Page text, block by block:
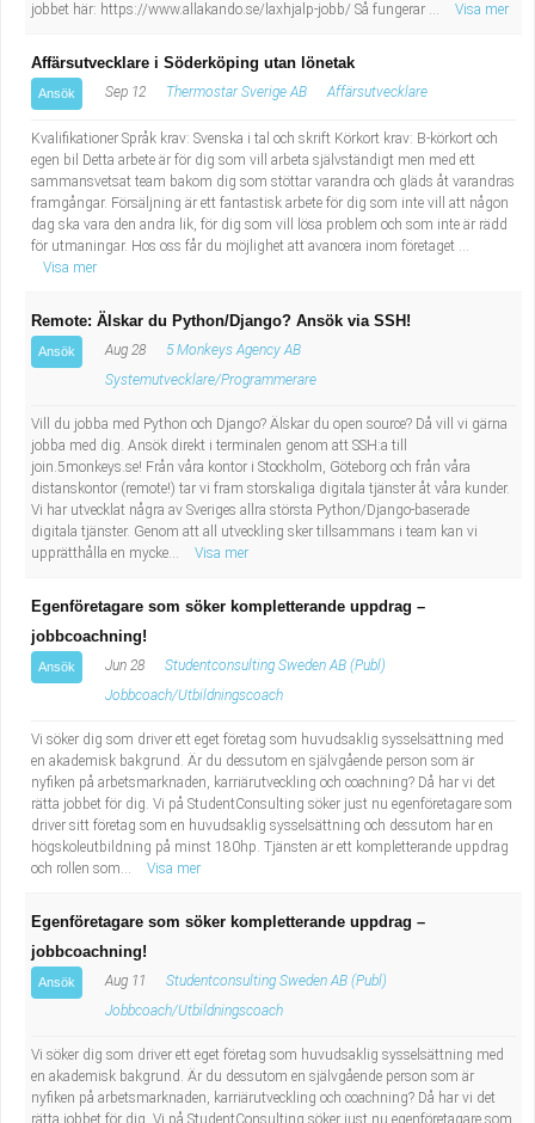
jobbet här: https://www.allakando.se/laxhjalp-jobb/ Så fungerar ...
Visa mer
Affärsutvecklare i Söderköping utan lönetak
Ansök Sep 12 Thermostar Sverige AB Affärsutvecklare
Kvalifikationer Språk krav: Svenska i tal och skrift Körkort krav: B-körkort och
egen bil Detta arbete är för dig som vill arbeta självständigt men med ett
sammansvetsat team bakom dig som stöttar varandra och gläds åt varandras
framgångar. Försäljning är ett fantastisk arbete för dig som inte vill att någon
dag ska vara den andra lik, för dig som vill lösa problem och som inte är rädd
för utmaningar. Hos oss får du möjlighet att avancera inom företaget ...
Visa mer
Remote: Älskar du Python/Django? Ansök via SSH!
Ansök Aug 28
5 Monkeys Agency AB
Systemutvecklare/Programmerare
Vill du jobba med Python och Django? Älskar du open source? Då vill vi gärna
jobba med dig. Ansök direkt i terminalen genom att SSH:a till
join.5monkeys.se! Från våra kontor i Stockholm, Göteborg och från våra
distanskontor (remote!) tar vi fram storskaliga digitala tjänster åt våra kunder.
Vi har utvecklat några av Sveriges allra största Python/Django-baserade
digitala tjänster. Genom att all utveckling sker tillsammans i team kan vi
upprätthålla en mycke...
Visa mer
Egenföretagare som söker kompletterande uppdrag –
jobbcoachning!
Ansök Jun 28
Studentconsulting Sweden AB (Publ)
Jobbcoach/Utbildningscoach
Vi söker dig som driver ett eget företag som huvudsaklig sysselsättning med
en akademisk bakgrund. Är du dessutom en självgående person som är
nyfiken på arbetsmarknaden, karriärutveckling och coachning? Då har vi det
rätta jobbet för dig. Vi på StudentConsulting söker just nu egenföretagare som
driver sitt företag som en huvudsaklig sysselsättning och dessutom har en
högskoleutbildning på minst 180hp. Tjänsten är ett kompletterande uppdrag
och rollen som...
Visa mer
Egenföretagare som söker kompletterande uppdrag –
jobbcoachning!
Ansök Aug 11
Studentconsulting Sweden AB (Publ)
Jobbcoach/Utbildningscoach
Vi söker dig som driver ett eget företag som huvudsaklig sysselsättning med
en akademisk bakgrund. Är du dessutom en självgående person som är
nyfiken på arbetsmarknaden, karriärutveckling och coachning? Då har vi det
rätta jobbet för dig. Vi på StudentConsulting söker just nu egenföretagare som